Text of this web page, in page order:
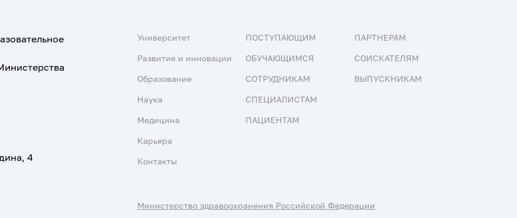
4
Университет
Развитие и инновации
Образование
Наука
Медицина
Карьера
Контакты
ПОСТУПАЮЩИМ
ОБУЧАЮЩИМСЯ
СОТРУДНИКАМ
СПЕЦИАЛИСТАМ
ПАЦИЕНТАМ
ПАРТНЕРАМ
СОИСКАТЕЛЯМ
ВЫПУСКНИКАМ
Министерство здравоохранения Российской Федерации